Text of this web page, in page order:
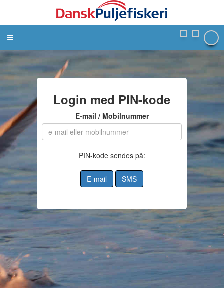
Toggle
Login med PIN-kode
E-mail / Mobilnummer
PIN-kode sendes på:
E-mail SMS